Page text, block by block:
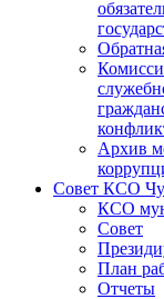
Архив
Совет КСО
КСО
Совет
План
Отчеты